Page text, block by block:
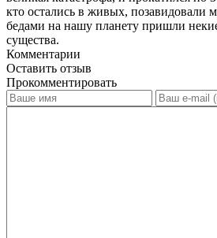
кто остались в живых, позавидовали
бедами на нашу планету пришли
существа.
Комментарии
Оставить отзыв
Прокомментировать